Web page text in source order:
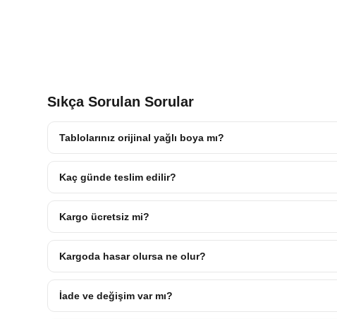
Sıkça Sorulan Sorular
Tablolarınız orijinal yağlı boya mı?
Kaç günde teslim edilir?
Kargo ücretsiz mi?
Kargoda hasar olursa ne olur?
İade ve değişim var mı?